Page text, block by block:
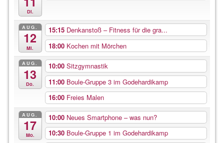
Di.
AUG.
12
Mi.
15:15 Denkanstoß – Fitness für die gra...
18:00 Kochen mit Mörchen
AUG.
13
Do.
10:00 Sitzgymnastik
11:00 Boule-Gruppe 3 im Godehardikamp
16:00 Freies Malen
AUG.
17
Mo.
10:00 Neues Smartphone – was nun?
10:30 Boule-Gruppe 1 im Godehardikamp